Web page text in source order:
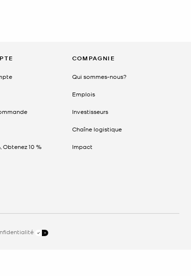
Obtenez 10 %
COMPAGNIE
Qui sommes-nous?
Emplois
Investisseurs
Chaîne logistique
Impact